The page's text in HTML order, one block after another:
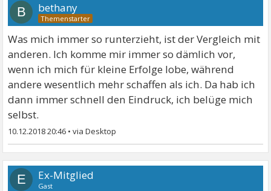
B bethany
Was mich immer so runterzieht, ist der Vergleich mit
anderen. Ich komme mir immer so dämlich vor,
wenn ich mich für kleine Erfolge lobe, während
andere wesentlich mehr schaffen als ich. Da hab ich
dann immer schnell den Eindruck, ich belüge mich
selbst.
10.12.2018 20:46 •
E Ex-Mitglied
Gast